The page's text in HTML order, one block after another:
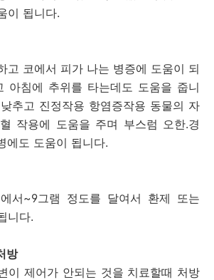
이 됩니다.
고 코에서 피가 나는 병증에 도움이 되
아침에 추위를 타는데도 도움을 줍니
추고 진정작용 항염증작용 동물의 자
작용에 도움을 주며 부스럼 오한.경
에도 도움이 됩니다.
서~9그램 정도를 달여서 환제 또는
니다.
방
이 제어가 안되는 것을 치료할때 처방